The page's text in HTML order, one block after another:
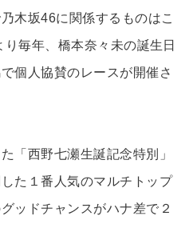
木坂46に関係するものはこ
毎年、橋本奈々未の誕生日
個人協賛のレースが開催さ
「西野七瀬生誕記念特別」
た１番人気のマルチトップ
ッドチャンスがハナ差で２